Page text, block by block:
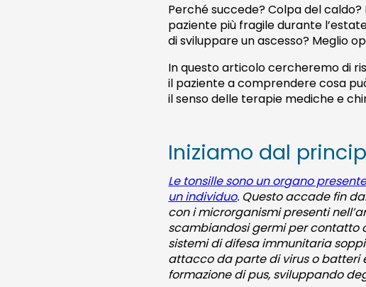
Perché succede? Colpa del
paziente più fragile durante
di sviluppare un ascesso? Meglio
In questo articolo cercheremo di
il paziente a comprendere cosa
il senso delle terapie mediche e
Iniziamo dal
Le tonsille sono un organo
un individuo. Questo accade fin
con i microrganismi presenti
scambiandosi germi per contatto
sistemi di difesa immunitaria
attacco da parte di virus o batteri
formazione di pus, sviluppando